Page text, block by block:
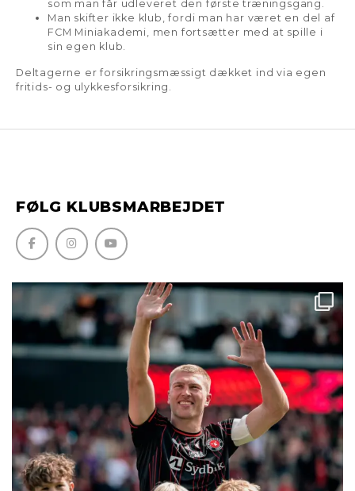
som man får udleveret den første træningsgang.
Man skifter ikke klub, fordi man har været en del af
FCM Miniakademi, men fortsætter med at spille i
sin egen klub.
Deltagerne er forsikringsmæssigt dækket ind via egen
fritids- og ulykkesforsikring.
FØLG KLUBSMARBEJDET